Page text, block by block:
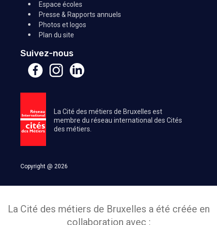
Espace écoles
Presse & Rapports annuels
Photos et logos
Plan du site
Suivez-nous
La Cité des métiers de Bruxelles est
membre du réseau international des Cités
des métiers.
Copyright @ 2026
La Cité des métiers de Bruxelles a été créée en
collaboration avec :